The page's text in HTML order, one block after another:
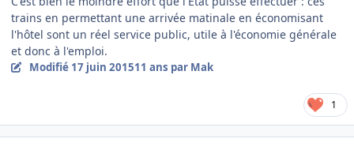
trains en permettant une arrivée matinale en économisant
l'hôtel sont un réel service public, utile à l'économie générale
et donc à l'emploi.
Modifié 17 juin 201511 ans par Mak
1